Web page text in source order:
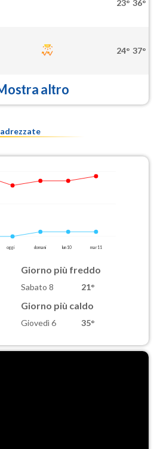
23° 36°
24° 37°
altro
oggi domani lun 10 mar 11
Giorno più freddo
Sabato 8 21°
Giorno più caldo
Giovedì 6 35°